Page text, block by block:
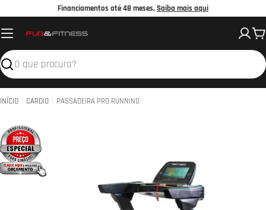
o
conteúdo
Financiamentos até 48 meses.Saiba mais aqui
Pesquisar
INÍCIO CARDIO PASSADEIRA PRO RUNNING